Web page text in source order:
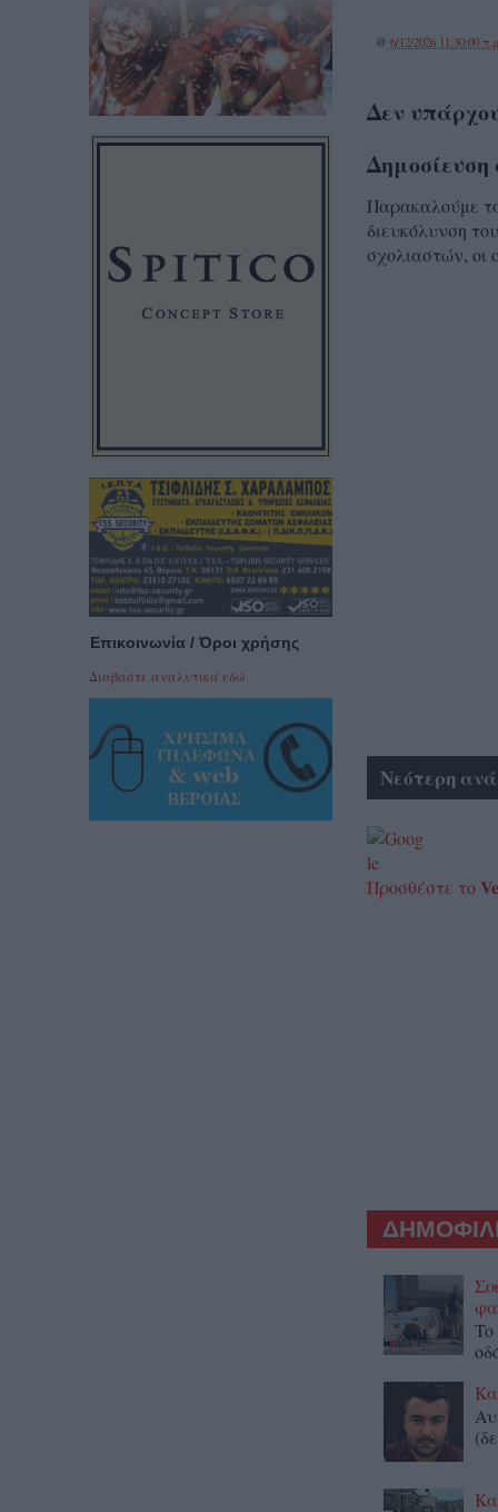
@ 6/12/2026 11:30:00
Δεν
Δημοσίευση
Παρακαλούμε
διευκόλυνση
σχολιαστών, οι
Νεότερη
Προσθέστε το
To
Επικοινωνία / Όροι χρήσης
Διαβαστε αναλυτικά εδώ